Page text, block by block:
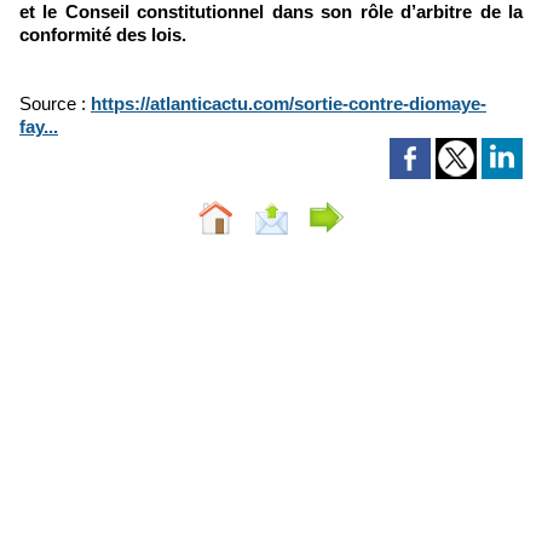
et le Conseil constitutionnel dans son rôle d’arbitre de la
conformité des lois.
Source : https://atlanticactu.com/sortie-contre-diomaye-
fay...